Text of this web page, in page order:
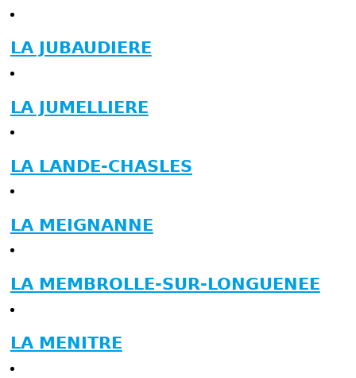
LA JUBAUDIERE
LA JUMELLIERE
LA LANDE-CHASLES
LA MEIGNANNE
LA MEMBROLLE-SUR-LONGUENEE
LA MENITRE